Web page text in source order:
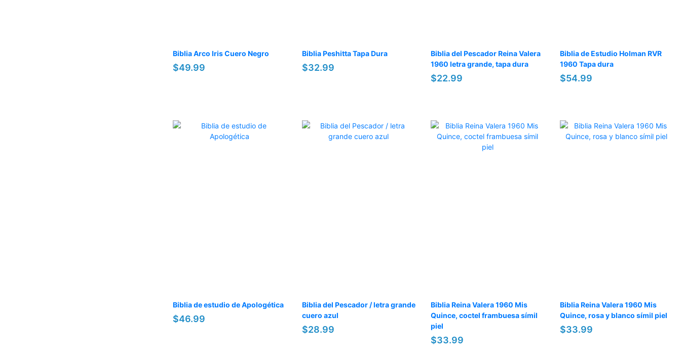
Biblia Arco Iris Cuero Negro
$49.99
Biblia Peshitta Tapa Dura
$32.99
Biblia del Pescador Reina Valera
1960 letra grande, tapa dura
$22.99
Biblia de Estudio Holman RVR
1960 Tapa dura
$54.99
Biblia de estudio de Apologética
$46.99
Biblia del Pescador / letra grande
cuero azul
$28.99
Biblia Reina Valera 1960 Mis
Quince, coctel frambuesa símil
piel
$33.99
Biblia Reina Valera 1960 Mis
Quince, rosa y blanco símil piel
$33.99